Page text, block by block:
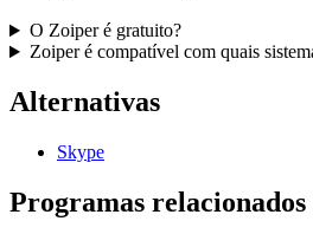
O Zoiper é gratuito?
Zoiper é compatível com quais
Alternativas
Skype
Programas relacionados